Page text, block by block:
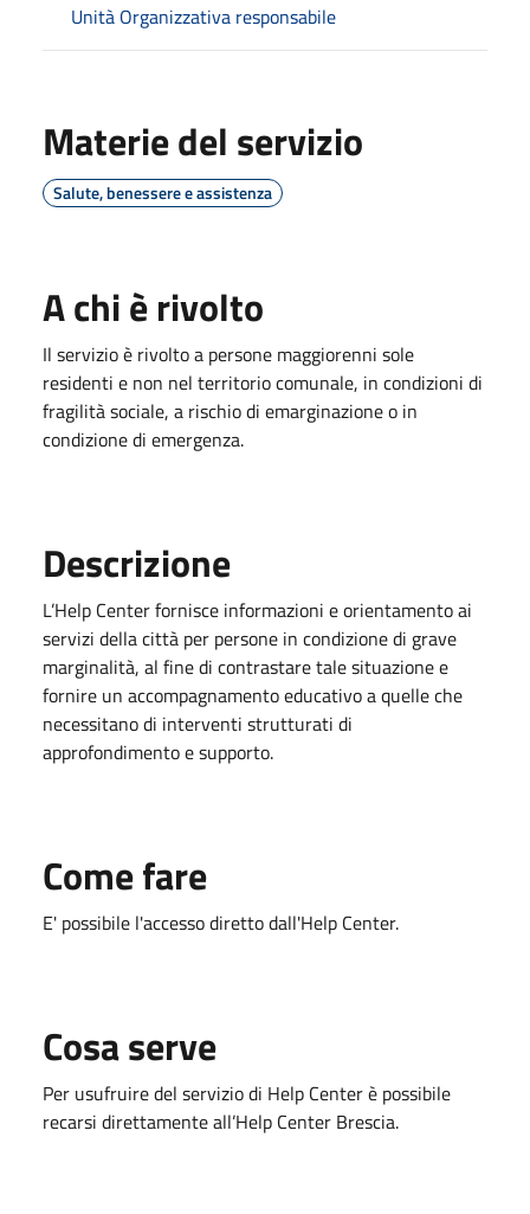
Unità Organizzativa responsabile
Materie del servizio
Salute, benessere e assistenza
A chi è rivolto
Il servizio è rivolto a persone maggiorenni sole
residenti e non nel territorio comunale, in condizioni di
fragilità sociale, a rischio di emarginazione o in
condizione di emergenza.
Descrizione
L’Help Center fornisce informazioni e orientamento ai
servizi della città per persone in condizione di grave
marginalità, al fine di contrastare tale situazione e
fornire un accompagnamento educativo a quelle che
necessitano di interventi strutturati di
approfondimento e supporto.
Come fare
E' possibile l'accesso diretto dall'Help Center.
Cosa serve
Per usufruire del servizio di Help Center è possibile
recarsi direttamente all’Help Center Brescia.